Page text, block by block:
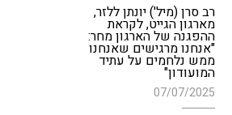
רב סרן (מיל') יונתן ללזר,
מארגון הגייט, לקראת
ההפגנה של הארגון מחר:
"אנחנו מרגישים שאנחנו
ממש נלחמים על עתיד
המועודון"
07/07/2025